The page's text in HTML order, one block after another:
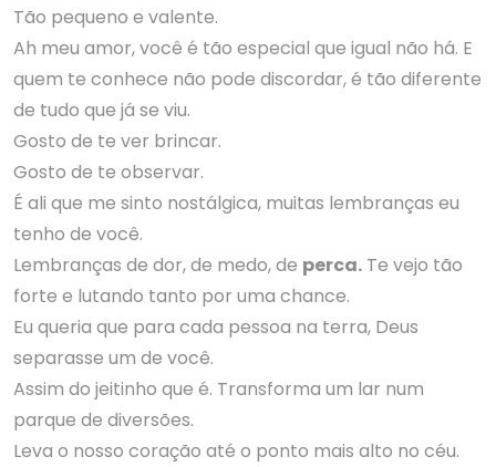
Tão pequeno e valente.
Ah meu amor, você é tão especial que igual não há. E
quem te conhece não pode discordar, é tão diferente
de tudo que já se viu.
Gosto de te ver brincar.
Gosto de te observar.
É ali que me sinto nostálgica, muitas lembranças eu
tenho de você.
Lembranças de dor, de medo, de perca. Te vejo tão
forte e lutando tanto por uma chance.
Eu queria que para cada pessoa na terra, Deus
separasse um de você.
Assim do jeitinho que é. Transforma um lar num
parque de diversões.
Leva o nosso coração até o ponto mais alto no céu.